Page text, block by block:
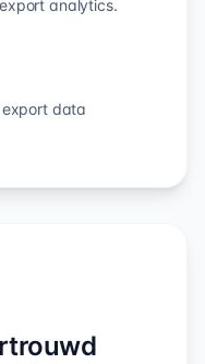
analytics.
export data